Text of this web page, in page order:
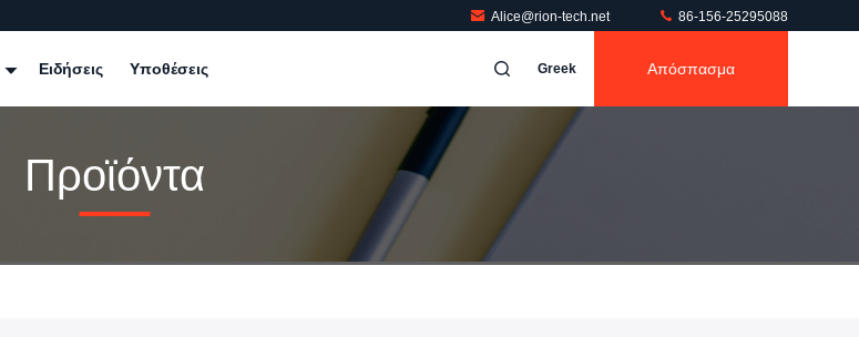
Alice@rion-tech.net 86-156-25295088
Ειδήσεις Υποθέσεις Greek Απόσπασμα
Προϊόντα